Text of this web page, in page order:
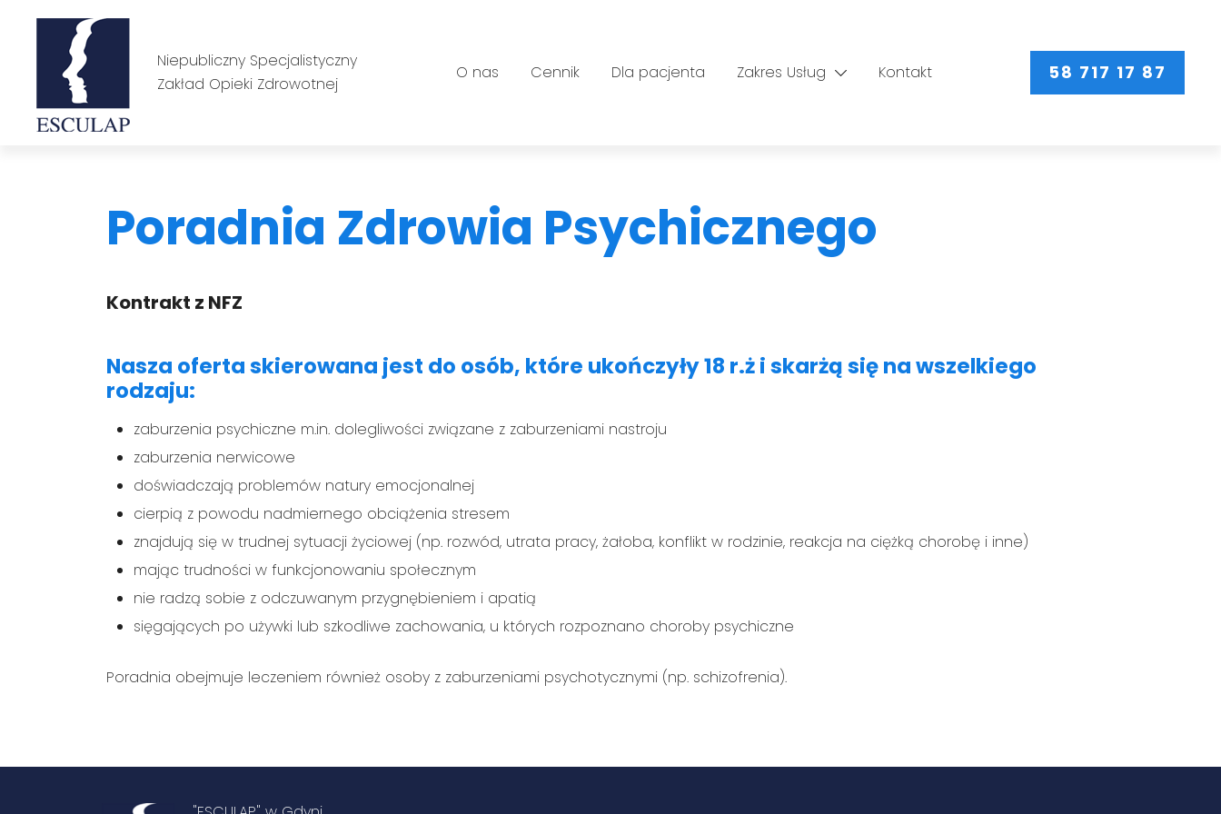
Niepubliczny Specjalistyczny
Zakład Opieki Zdrowotnej
O nas Cennik Dla pacjenta Zakres Usług Kontakt 58 717 17 87
Poradnia Zdrowia Psychicznego
Kontrakt z NFZ
Nasza oferta skierowana jest do osób, które ukończyły 18 r.ż i skarżą się na wszelkiego
rodzaju:
zaburzenia psychiczne m.in. dolegliwości związane z zaburzeniami nastroju
zaburzenia nerwicowe
doświadczają problemów natury emocjonalnej
cierpią z powodu nadmiernego obciążenia stresem
znajdują się w trudnej sytuacji życiowej (np. rozwód, utrata pracy, żałoba, konflikt w rodzinie, reakcja na ciężką chorobę i inne)
mając trudności w funkcjonowaniu społecznym
nie radzą sobie z odczuwanym przygnębieniem i apatią
sięgających po używki lub szkodliwe zachowania, u których rozpoznano choroby psychiczne
Poradnia obejmuje leczeniem również osoby z zaburzeniami psychotycznymi (np. schizofrenia).